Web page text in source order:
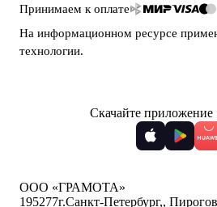
Принимаем к оплате
На информационном ресурсе
технологии.
Скачайте приложение
ООО «ГРАМОТА»
195277г.Санкт-Петербург,,